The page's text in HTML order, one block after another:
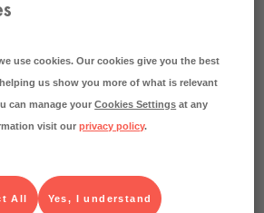
use cookies. Our cookies give you the best
us show you more of what is relevant
can manage yourCookies Settings at any
visit ourprivacy policy.
Yes, I understand
All